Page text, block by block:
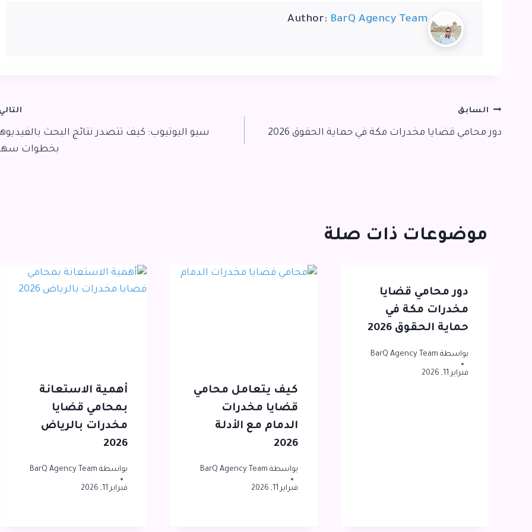
Author: BarQ Agency Team
تصفّح
المقالات
السابق
دور محامي قضايا مخدرات مكة في حماية الحقوق 2026
التالي
سيو اليوتيوب: كيف تتصدر نتائج البحث
بخطوات
موضوعات ذات صلة
دور محامي قضايا
مخدرات مكة في
حماية الحقوق 2026
بواسطة BarQ Agency Team
فبراير 11, 2026
كيف يتعامل محامي
قضايا مخدرات
الدمام مع الأدلة
2026
بواسطة BarQ Agency Team
فبراير 11, 2026
أهمية الاستعانة
بمحامي قضايا
مخدرات بالرياض
2026
بواسطة BarQ Agency Team
فبراير 11, 2026